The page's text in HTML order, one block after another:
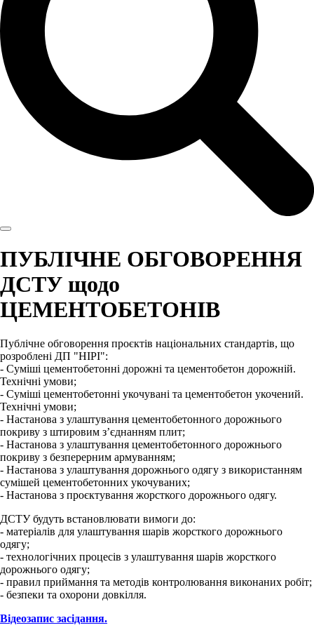
ПУБЛІЧНЕ ОБГОВОРЕННЯ
ДСТУ щодо
ЦЕМЕНТОБЕТОНІВ
Публічне обговорення проєктів національних стандартів, що
розроблені ДП "НІРІ":
- Суміші цементобетонні дорожні та цементобетон дорожній.
Технічні умови;
- Суміші цементобетонні укочувані та цементобетон укочений.
Технічні умови;
- Настанова з улаштування цементобетонного дорожнього
покриву з штировим з’єднанням плит;
- Настанова з улаштування цементобетонного дорожнього
покриву з безперерним армуванням;
- Настанова з улаштування дорожнього одягу з використанням
сумішей цементобетонних укочуваних;
- Настанова з проєктування жорсткого дорожнього одягу.
ДСТУ будуть встановлювати вимоги до:
- матеріалів для улаштування шарів жорсткого дорожнього
одягу;
- технологічних процесів з улаштування шарів жорсткого
дорожнього одягу;
- правил приймання та методів контролювання виконаних робіт;
- безпеки та охорони довкілля.
Відеозапис засідання.